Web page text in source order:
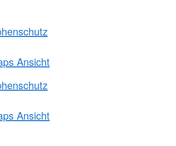
Ansicht
Ansicht